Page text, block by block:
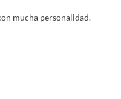
mucha personalidad.